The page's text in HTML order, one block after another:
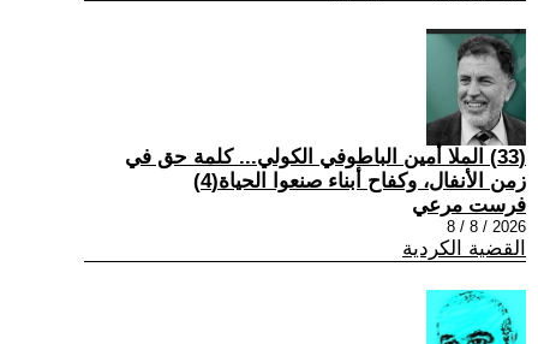
(33) الملا أمين الباطوفي الكولي... كلمة حق في
زمن الأنفال، وكفاح أبناء صنعوا الحياة(4)
فرست مرعي
2026 / 8 / 8
القضية الكردية